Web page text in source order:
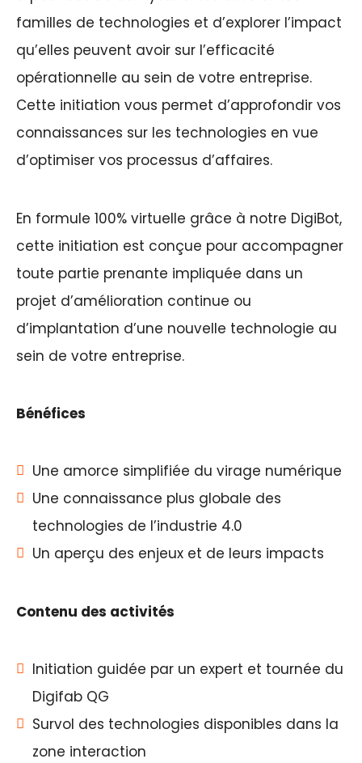
familles de technologies et d’explorer l’impact
qu’elles peuvent avoir sur l’efficacité
opérationnelle au sein de votre entreprise.
Cette initiation vous permet d’approfondir vos
connaissances sur les technologies en vue
d’optimiser vos processus d’affaires.
En formule 100% virtuelle grâce à notre DigiBot,
cette initiation est conçue pour accompagner
toute partie prenante impliquée dans un
projet d’amélioration continue ou
d’implantation d’une nouvelle technologie au
sein de votre entreprise.
Bénéfices
Une amorce simplifiée du virage numérique
Une connaissance plus globale des
technologies de l’industrie 4.0
Un aperçu des enjeux et de leurs impacts
Contenu des activités
Initiation guidée par un expert et tournée du
Digifab QG
Survol des technologies disponibles dans la
zone interaction